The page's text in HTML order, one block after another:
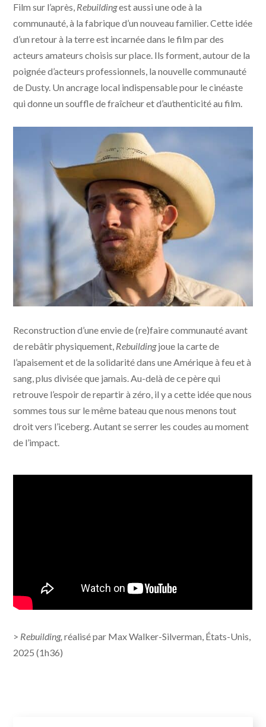
Film sur l’après, Rebuildingest aussi une ode à la
communauté, à la fabrique d’un nouveau familier. Cette idée
d’un retour à la terre est incarnée dans le film par des
acteurs amateurs choisis sur place. Ils forment, autour de la
poignée d’acteurs professionnels, la nouvelle communauté
de Dusty. Un ancrage local indispensable pour le cinéaste
qui donne un souffle de fraîcheur et d’authenticité au film.
Reconstruction d’une envie de (re)faire communauté avant
de rebâtir physiquement, Rebuildingjoue la carte de
l’apaisement et de la solidarité dans une Amérique à feu et à
sang, plus divisée que jamais. Au-delà de ce père qui
retrouve l’espoir de repartir à zéro, il y a cette idée que nous
sommes tous sur le même bateau que nous menons tout
droit vers l’iceberg. Autant se serrer les coudes au moment
de l’impact.
> Rebuilding,réalisé par Max Walker-Silverman, États-Unis,
2025 (1h36)